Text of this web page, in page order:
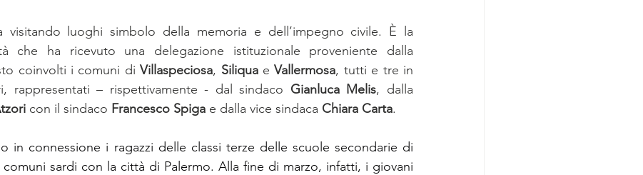
visitando luoghi simbolo della memoria e dell’impegno civile. È la
che ha ricevuto una delegazione istituzionale proveniente dalla
coinvolti i comuni di Villaspeciosa, Siliqua e Vallermosa, tutti e tre in
rappresentati – rispettivamente - dal sindaco Gianluca Melis, dalla
con il sindaco Francesco Spiga e dalla vice sindaca Chiara Carta.
in connessione i ragazzi delle classi terze delle scuole secondarie di
sardi con la città di Palermo. Alla fine di marzo, infatti, i giovani